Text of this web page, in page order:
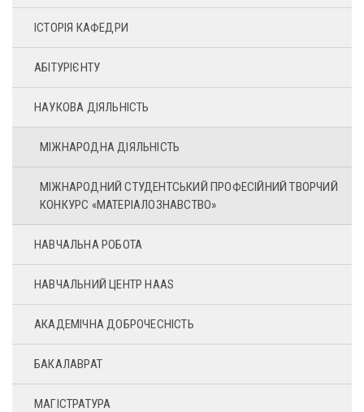
ІСТОРІЯ КАФЕДРИ
АБІТУРІЄНТУ
НАУКОВА ДІЯЛЬНІСТЬ
МІЖНАРОДНА ДІЯЛЬНІСТЬ
МІЖНАРОДНИЙ СТУДЕНТСЬКИЙ ПРОФЕСІЙНИЙ ТВОРЧИЙ
КОНКУРС «МАТЕРІАЛОЗНАВСТВО»
НАВЧАЛЬНА РОБОТА
НАВЧАЛЬНИЙ ЦЕНТР HAAS
АКАДЕМІЧНА ДОБРОЧЕСНІСТЬ
БАКАЛАВРАТ
МАГІСТРАТУРА